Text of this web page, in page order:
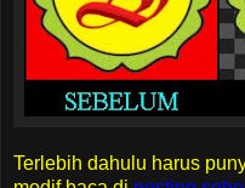
Terlebih dahulu harus